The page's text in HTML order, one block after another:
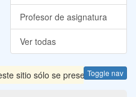
Profesor de asignatura
Ver todas
Toggle nav
sitio sólo se presentan las